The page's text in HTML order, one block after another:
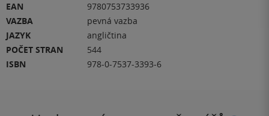
EAN
9780753733936
VAZBA
pevná vazba
JAZYK
angličtina
POČET STRAN
544
ISBN
978-0-7537-3393-6